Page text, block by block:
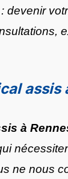
devenir
assis
à
ne nous